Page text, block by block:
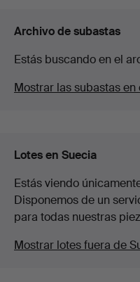
Archivo de subastas
Estás buscando en el
Mostrar las subastas en
Lotes en Suecia
Estás viendo
Disponemos de un
para todas nuestras
Mostrar lotes fuera de